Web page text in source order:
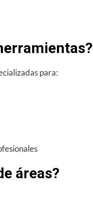
del
Círculo:
para:
áreas?